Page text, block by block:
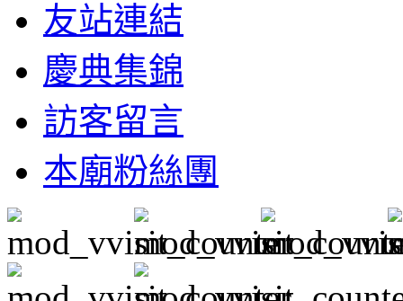
友站連結
慶典集錦
訪客留言
本廟粉絲團